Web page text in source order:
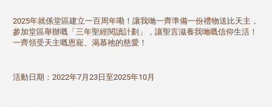
2025年就係堂區建立一百周年嘞！讓我哋一齊準備一份禮物送比天主，
參加堂區舉辦嘅「三年聖經閱讀計劃」，讓聖言滋養我哋嘅信仰生活！
一齊領受天主嘅恩寵、渴慕祂的慈愛！
活動日期：2022年7月23日至2025年10月